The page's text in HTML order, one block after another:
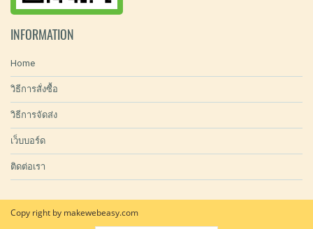
INFORMATION
Home
วิธีการสั่งซื้อ
วิธีการจัดส่ง
เว็บบอร์ด
ติดต่อเรา
Copy right by makewebeasy.com